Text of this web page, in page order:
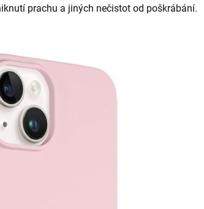
prachu a jiných nečistot od poškrábání.